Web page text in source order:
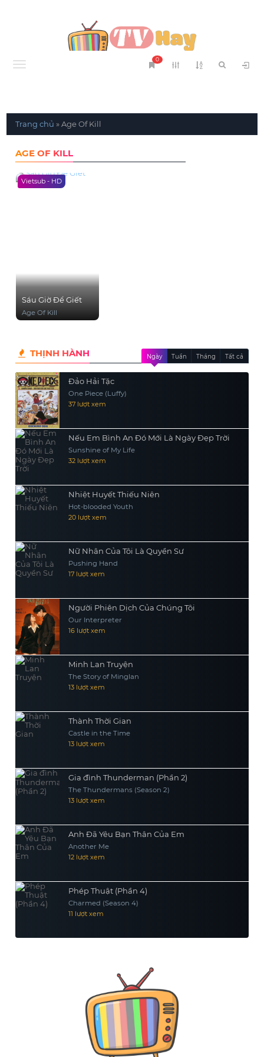
Menu
0
Trang chủ »Age Of Kill
AGE OF KILL
Vietsub - HD
Sáu Giờ Để Giết
Age Of Kill
THỊNH HÀNH Ngày Tuần Tháng Tất cả
Đảo Hải Tặc
One Piece (Luffy)
37 lượt xem
Nếu Em Bình An Đó Mới Là Ngày Đẹp Trời
Sunshine of My Life
32 lượt xem
Nhiệt Huyết Thiếu Niên
Hot-blooded Youth
20 lượt xem
Nữ Nhân Của Tôi Là Quyền Sư
Pushing Hand
17 lượt xem
Người Phiên Dịch Của Chúng Tôi
Our Interpreter
16 lượt xem
Minh Lan Truyện
The Story of Minglan
13 lượt xem
Thành Thời Gian
Castle in the Time
13 lượt xem
Gia đình Thunderman (Phần 2)
The Thundermans (Season 2)
13 lượt xem
Anh Đã Yêu Bạn Thân Của Em
Another Me
12 lượt xem
Phép Thuật (Phần 4)
Charmed (Season 4)
11 lượt xem